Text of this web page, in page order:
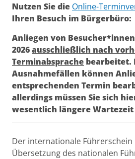
Kurzbeschreibung
Nutzen Sie die Online-
Ihren Besuch im Bürgerbüro:
Anliegen von
2026ausschließlich nach
Terminabsprache bearbeitet.
Ausnahmefällen können
entsprechenden Termin
allerdings müssen Sie sich
wesentlich längere
Beschreibung
Der internationale Führerschein
Übersetzung des nationalen